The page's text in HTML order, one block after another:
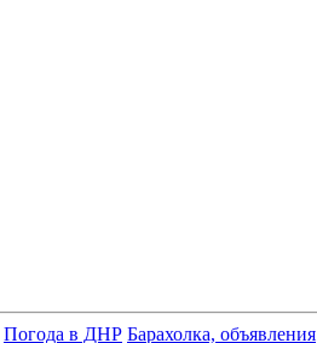
Погода в ДНР Барахолка, объявления